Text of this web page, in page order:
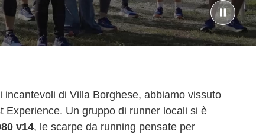
Ferma il
di Villa Borghese, abbiamo vissuto
Experience. Un gruppo di runner locali si è
v14, le scarpe da running pensate per